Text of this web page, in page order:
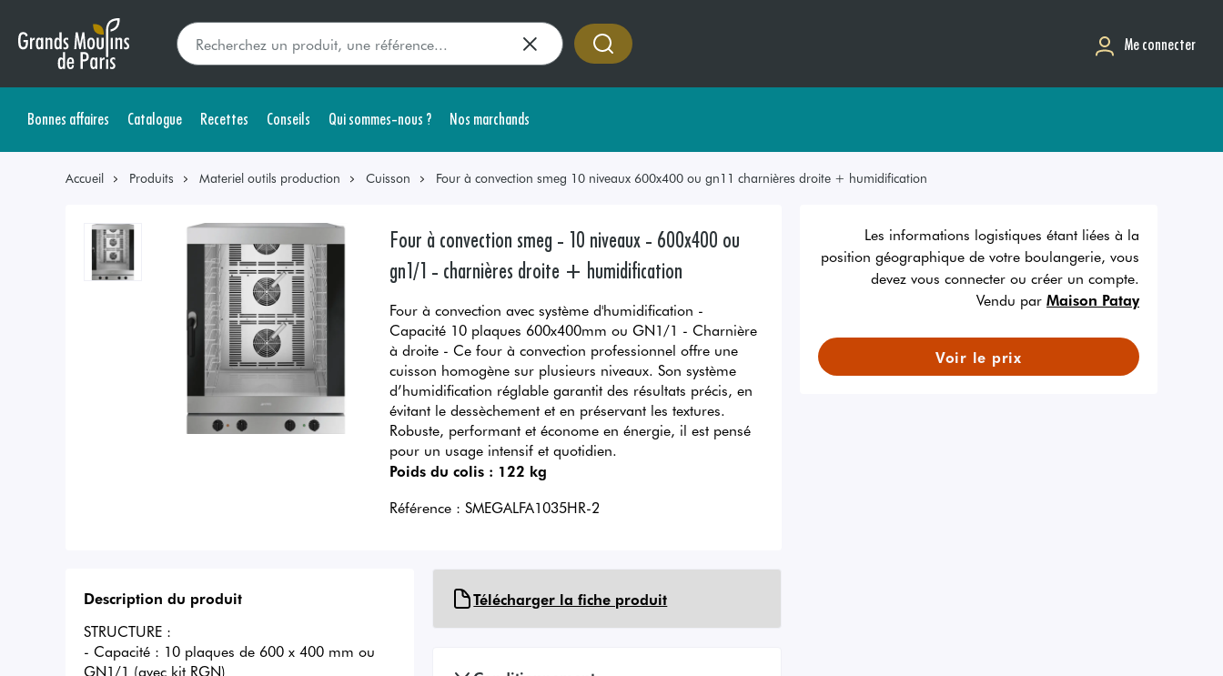
Me connecter
Bonnes affaires Catalogue Recettes Conseils Qui sommes-nous ? Nos marchands
Accueil Produits Materiel outils production Cuisson Four à convection smeg 10 niveaux 600x400 ou gn11 charnières droite + humidification
Four à convection smeg - 10 niveaux - 600x400 ou
gn1/1 - charnières droite + humidification
Four à convection avec système d'humidification -
Capacité 10 plaques 600x400mm ou GN1/1 - Charnière
à droite - Ce four à convection professionnel offre une
cuisson homogène sur plusieurs niveaux. Son système
d’humidification réglable garantit des résultats précis, en
évitant le dessèchement et en préservant les textures.
Robuste, performant et économe en énergie, il est pensé
pour un usage intensif et quotidien.
Poids du colis : 122 kg
Référence : SMEGALFA1035HR-2
Les informations logistiques étant liées à la
position géographique de votre boulangerie, vous
devez vous connecter ou créer un compte.
Vendu par Maison Patay
Voir le prix
Description du produit
STRUCTURE :
- Capacité : 10 plaques de 600 x 400 mm ou
GN1/1 (avec kit RGN)
Télécharger la fiche produit